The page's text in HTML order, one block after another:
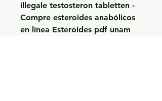
illegale testosteron tabletten -
Compre esteroides anabólicos
en línea Esteroides pdf unam